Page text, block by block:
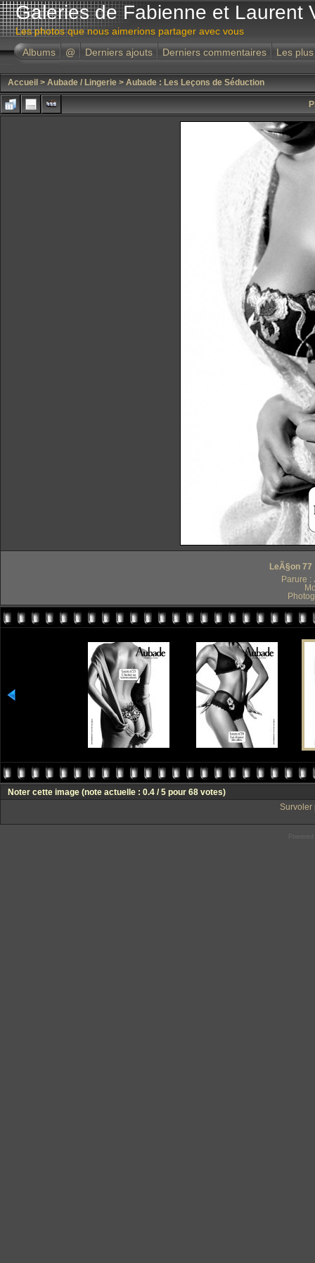
Galeries de Fabienne et Laurent
Les photos que nous aimerions partager avec vous
Albums
@ Derniers ajouts Derniers commentaires Les
Accueil > Aubade / Lingerie > Aubade : Les Leçons de Séduction
LeÃ§on
Parure :
Noter cette image (note actuelle : 0.4 / 5 pour 68 votes)
Survoler